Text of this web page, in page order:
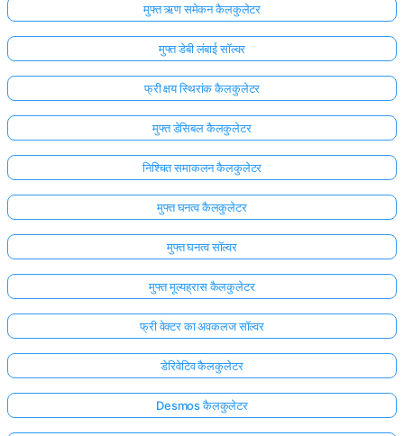
मुफ्त ऋण समेकन कैलकुलेटर
मुफ्त डेबी लंबाई सॉल्वर
फ्री क्षय स्थिरांक कैलकुलेटर
मुफ्त डेसिबल कैलकुलेटर
निश्चित समाकलन कैलकुलेटर
मुफ्त घनत्व कैलकुलेटर
मुफ्त घनत्व सॉल्वर
मुफ्त मूल्यह्रास कैलकुलेटर
फ्री वेक्टर का अवकलज सॉल्वर
डेरिवेटिव कैलकुलेटर
Desmos कैलकुलेटर